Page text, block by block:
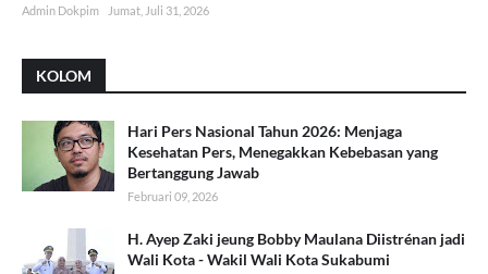
Admin Dokpim Jumat, Juli 31, 2026
KOLOM
Hari Pers Nasional Tahun 2026: Menjaga
Kesehatan Pers, Menegakkan Kebebasan yang
Bertanggung Jawab
Februari 09, 2026
H. Ayep Zaki jeung Bobby Maulana Diistrénan jadi
Wali Kota - Wakil Wali Kota Sukabumi